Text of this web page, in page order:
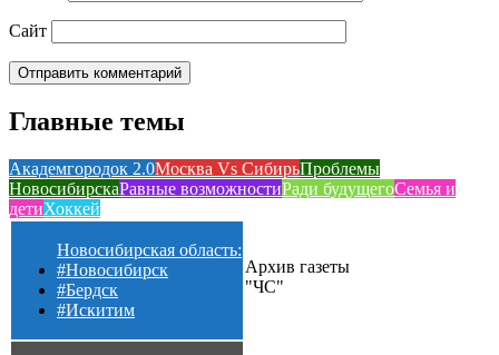
Сайт
Главные темы
Академгородок 2.0Москва Vs СибирьПроблемы
НовосибирскаРавные возможностиРади будущегоСемья и
детиХоккей
Новосибирская область:
#Новосибирск
#Бердск
#Искитим
Архив газеты
"ЧС"